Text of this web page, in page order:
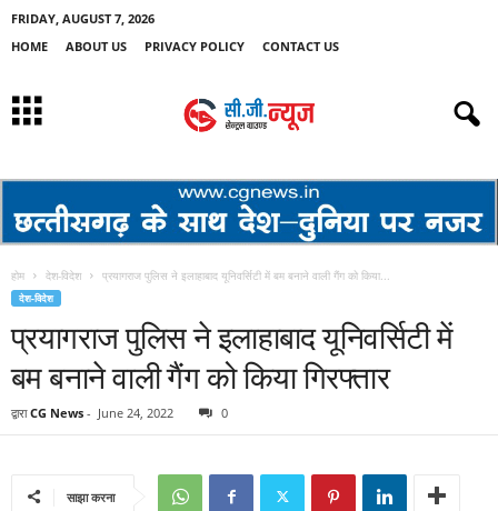
FRIDAY, AUGUST 7, 2026
HOME
ABOUT US PRIVACY POLICY CONTACT US
होम देश-विदेश प्रयागराज पुलिस ने इलाहाबाद यूनिवर्सिटी में बम बनाने वाली गैंग को किया...
देश-विदेश
प्रयागराज पुलिस ने इलाहाबाद यूनिवर्सिटी में
बम बनाने वाली गैंग को किया गिरफ्तार
द्वारा CG News - June 24, 2022 0
साझा करना